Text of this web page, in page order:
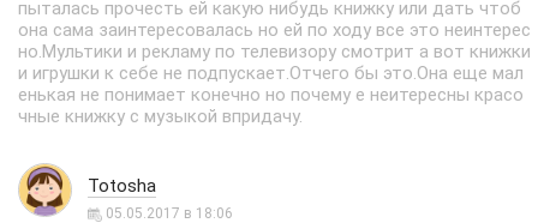
пыталась прочесть ей какую нибудь книжку или дать чтоб
она сама заинтересовалась но ей по ходу все это неинтерес
но.Мультики и рекламу по телевизору смотрит а вот книжки
и игрушки к себе не подпускает.Отчего бы это.Она еще мал
енькая не понимает конечно но почему е неитересны красо
чные книжку с музыкой впридачу.
Totosha
05.05.2017 в 18:06